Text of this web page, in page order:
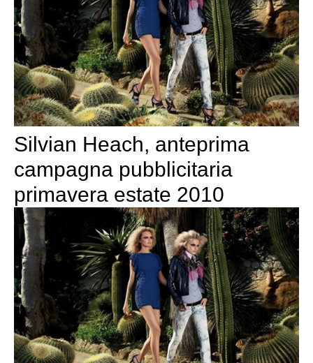
Silvian Heach, anteprima
campagna pubblicitaria
primavera estate 2010